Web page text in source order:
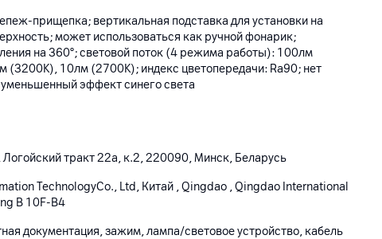
прищепка; вертикальная подставка для установки на
может использоваться как ручной фонарик;
на 360°; световой поток (4 режима работы): 100лм
(3200K), 10лм (2700K); индекс цветопередачи: Ra90; нет
эффект синего света
тракт 22а, к.2, 220090, Минск, Беларусь
TechnologyCo., Ltd, Китай , Qingdao , Qingdao International
B 10F-B4
документация, зажим, лампа/световое устройство, кабель